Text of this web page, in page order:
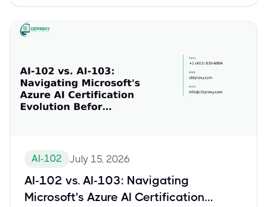
AI-102 July 15, 2026
AI-102 vs. AI-103: Navigating
Microsoft's Azure AI Certification